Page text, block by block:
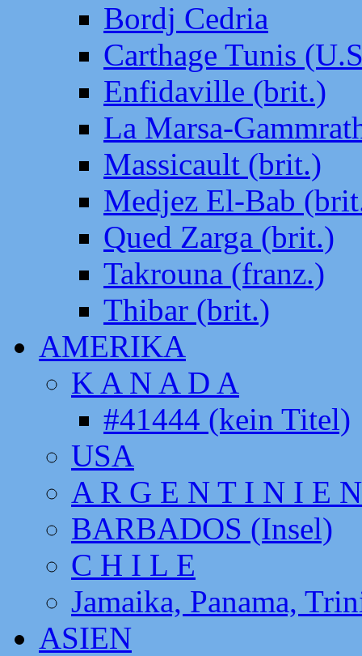
Bordj Cedria
Carthage Tunis
Enfidaville (brit.)
La Marsa-
Massicault (brit.)
Medjez El-Bab
Qued Zarga (brit.)
Takrouna (franz.)
Thibar (brit.)
AMERIKA
K A N A D A
#41444 (kein Titel)
USA
A R G E N T I N I E N
BARBADOS (Insel)
C H I L E
Jamaika, Panama,
ASIEN